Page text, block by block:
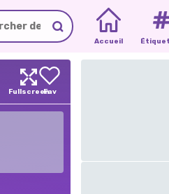
Accueil